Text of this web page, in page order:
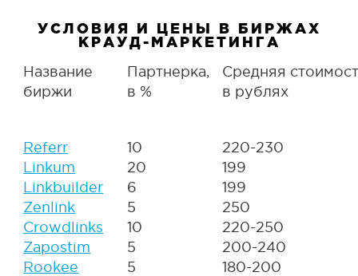
УСЛОВИЯ И ЦЕНЫ В БИРЖАХ
КРАУД-МАРКЕТИНГА
Название
биржи
Партнерка,
в %
Средняя
в рублях
Referr 10
220-230
Linkum
20
199
Linkbuilder
6
199
Zenlink
5
250
Crowdlinks
10
220-250
Zapostim
5
200-240
Rookee
5
180-200